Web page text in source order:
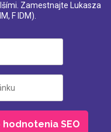
Zamestnajte Lukasza
F IDM).